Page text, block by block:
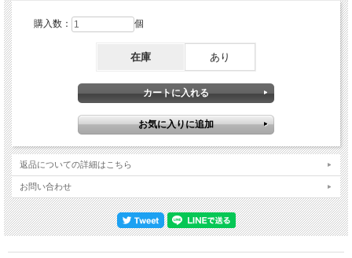
ェスティバル出演 ここで「あれ？」となった方は鋭い。実は、現在進行中の新発
掘シリーズによってツアー日程も大幅に刷新されているのです。カラカス録音やサ
ンパウロ録音が出てきた時も日程情報が更新されましたが、今回のリオ／ポルトア
レグレに至っては公演数まで変更。これまで存在すら知られていなかったベロオリ
ゾンテ公演の存在にまで言及されるようになりました（もっともベロオリゾンテ／
ポルト・アレグレ２日目は中止になった説もあります）。90分テープ×２本でショ
ウ全景を捉えた長尺ライヴアルバム さて、そんな「リオ２日目」で記録された本
で録音したサウンドボードなわけですが、今回は収録時間がハンパない！ シリー
ズのほとんどが「90分テープ×１本」で録音されており、全長は大体94分前後でし
た。それに対し、本作は「90分テープ×２本」で録音され、全長も約107分という
れまでのシリーズと比較しながら整理してみましょう。炎の導火線（６曲）・
Runnin' With the Devil／Jamie's Cryin'／Little Dreamer（★）／Ice Cream Man／
Ain't Talkin' Bout Love／You Really Got Me (Happy Trails) ダイヴァー・ダウン（７
曲）・The Full Bug／Little Guitars／Where Have All the Good Times Gone!／
Cathedral／Secrets／Intruder／(Oh) Pretty Woman その他（８曲＋α）・伝説の爆
撃機：Dance the Night Away／Somebody Get Me A Doctor (I'm So Glad)／Bottoms
購入数： 個
在庫 あり
返品についての詳細はこちら
お問い合わせ